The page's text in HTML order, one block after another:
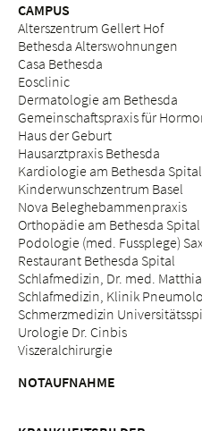
CAMPUS
Alterszentrum Gellert Hof
Bethesda Alterswohnungen
Casa Bethesda
Eosclinic
Dermatologie am Bethesda
Gemeinschaftspraxis für
Haus der Geburt
Hausarztpraxis Bethesda
Kardiologie am Bethesda Spital
Kinderwunschzentrum Basel
Nova Beleghebammenpraxis
Orthopädie am Bethesda Spital
Podologie (med. Fussplege) Sax
Restaurant Bethesda Spital
Schlafmedizin, Dr. med.
Schlafmedizin, Klinik
Schmerzmedizin
Urologie Dr. Cinbis
Viszeralchirurgie
NOTAUFNAHME